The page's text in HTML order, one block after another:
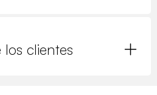
clientes